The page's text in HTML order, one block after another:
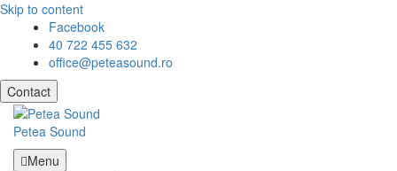
Skip to content
Facebook
40 722 455 632
office@peteasound.ro
Contact
Petea Sound
Menu